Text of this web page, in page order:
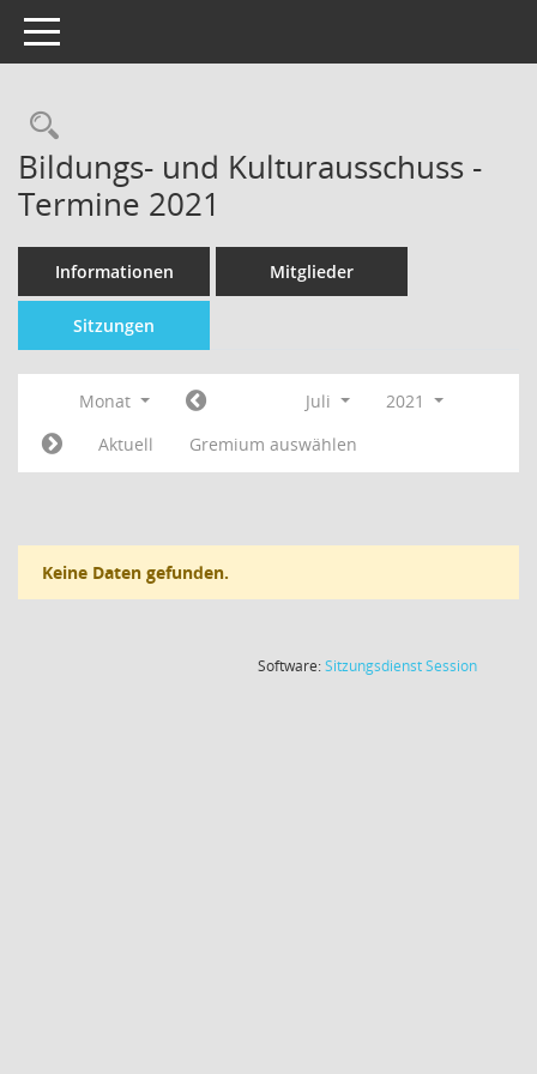
Toggle navigation
Bildungs- und Kulturausschuss -
Termine 2021
Informationen Mitglieder
Sitzungen
Monat Juli
2021
Aktuell
Gremium auswählen
Keine Daten gefunden.
Software:SitzungsdienstSession(Wird in